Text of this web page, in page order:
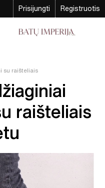
Prisijungti Registruotis
su raišteliais
raišteliais